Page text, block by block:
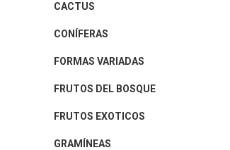
CACTUS
CONÍFERAS
FORMAS VARIADAS
FRUTOS DEL BOSQUE
FRUTOS EXOTICOS
GRAMÍNEAS